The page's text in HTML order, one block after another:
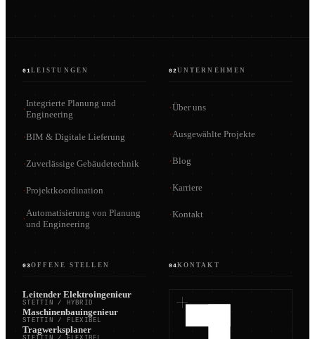
01LEISTUNGEN
·Integrierte Planung und
Engineering
·BIM & Digitale Lieferung
·Zuverlässige Gebäudetechnik
·Projektkoordination
·Automatisierung von Planung
und Engineering
02UNTERNEHMEN
·Über uns
·Ausgewählte Projekte
·Blog
·Karriere
·Kontakt
03OFFENE STELLEN
Leitender Elektroingenieur
STETTIN / HYBRID
Maschinenbauingenieur
STETTIN / FLEXIBEL
Tragwerksplaner
04KONTAKT